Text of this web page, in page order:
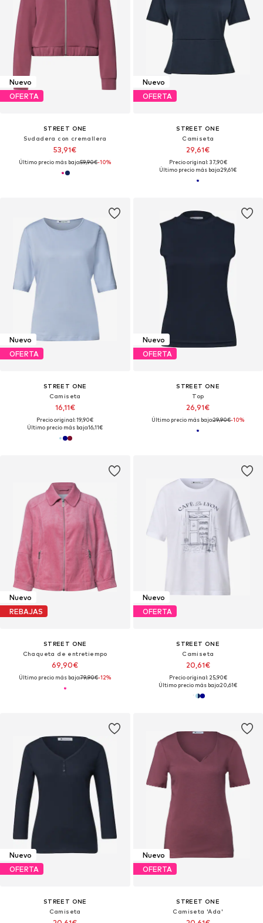
Nuevo
OFERTA
STREET ONE
Sudadera con cremallera
53,91€
Último precio más bajo:59,90€-10%
Nuevo
OFERTA
STREET ONE
Camiseta
29,61€
Precio original: 37,90€
Último precio más bajo:29,61€
Nuevo
OFERTA
STREET ONE
Camiseta
16,11€
Precio original: 19,90€
Último precio más bajo:16,11€
Nuevo
OFERTA
STREET ONE
Top
26,91€
Último precio más bajo:29,90€-10%
Nuevo
REBAJAS
STREET ONE
Chaqueta de entretiempo
69,90€
Último precio más bajo:79,90€-12%
Nuevo
OFERTA
STREET ONE
Camiseta
20,61€
Precio original: 25,90€
Último precio más bajo:20,61€
Nuevo
OFERTA
STREET ONE
Camiseta
Nuevo
OFERTA
STREET ONE
Camiseta 'Ada'